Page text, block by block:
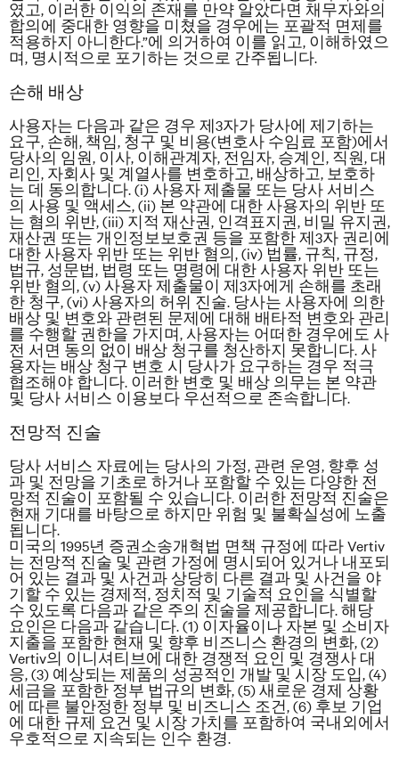
였고, 이러한 이익의 존재를 만약 알았다면 채무자와의
합의에 중대한 영향을 미쳤을 경우에는 포괄적 면제를
적용하지 아니한다.”에 의거하여 이를 읽고, 이해하였으
며, 명시적으로 포기하는 것으로 간주됩니다.
손해 배상
사용자는 다음과 같은 경우 제3자가 당사에 제기하는
요구, 손해, 책임, 청구 및 비용(변호사 수임료 포함)에서
당사의 임원, 이사, 이해관계자, 전임자, 승계인, 직원, 대
리인, 자회사 및 계열사를 변호하고, 배상하고, 보호하
는 데 동의합니다. (i) 사용자 제출물 또는 당사 서비스
의 사용 및 액세스, (ii) 본 약관에 대한 사용자의 위반 또
는 혐의 위반, (iii) 지적 재산권, 인격표지권, 비밀 유지권,
재산권 또는 개인정보보호권 등을 포함한 제3자 권리에
대한 사용자 위반 또는 위반 혐의, (iv) 법률, 규칙, 규정,
법규, 성문법, 법령 또는 명령에 대한 사용자 위반 또는
위반 혐의, (v) 사용자 제출물이 제3자에게 손해를 초래
한 청구, (vi) 사용자의 허위 진술. 당사는 사용자에 의한
배상 및 변호와 관련된 문제에 대해 배타적 변호와 관리
를 수행할 권한을 가지며, 사용자는 어떠한 경우에도 사
전 서면 동의 없이 배상 청구를 청산하지 못합니다. 사
용자는 배상 청구 변호 시 당사가 요구하는 경우 적극
협조해야 합니다. 이러한 변호 및 배상 의무는 본 약관
및 당사 서비스 이용보다 우선적으로 존속합니다.
전망적 진술
당사 서비스 자료에는 당사의 가정, 관련 운영, 향후 성
과 및 전망을 기초로 하거나 포함할 수 있는 다양한 전
망적 진술이 포함될 수 있습니다. 이러한 전망적 진술은
현재 기대를 바탕으로 하지만 위험 및 불확실성에 노출
됩니다.
미국의 1995년 증권소송개혁법 면책 규정에 따라 Vertiv
는 전망적 진술 및 관련 가정에 명시되어 있거나 내포되
어 있는 결과 및 사건과 상당히 다른 결과 및 사건을 야
기할 수 있는 경제적, 정치적 및 기술적 요인을 식별할
수 있도록 다음과 같은 주의 진술을 제공합니다. 해당
요인은 다음과 같습니다. (1) 이자율이나 자본 및 소비자
지출을 포함한 현재 및 향후 비즈니스 환경의 변화, (2)
Vertiv의 이니셔티브에 대한 경쟁적 요인 및 경쟁사 대
응, (3) 예상되는 제품의 성공적인 개발 및 시장 도입, (4)
세금을 포함한 정부 법규의 변화, (5) 새로운 경제 상황
에 따른 불안정한 정부 및 비즈니스 조건, (6) 후보 기업
에 대한 규제 요건 및 시장 가치를 포함하여 국내외에서
우호적으로 지속되는 인수 환경.